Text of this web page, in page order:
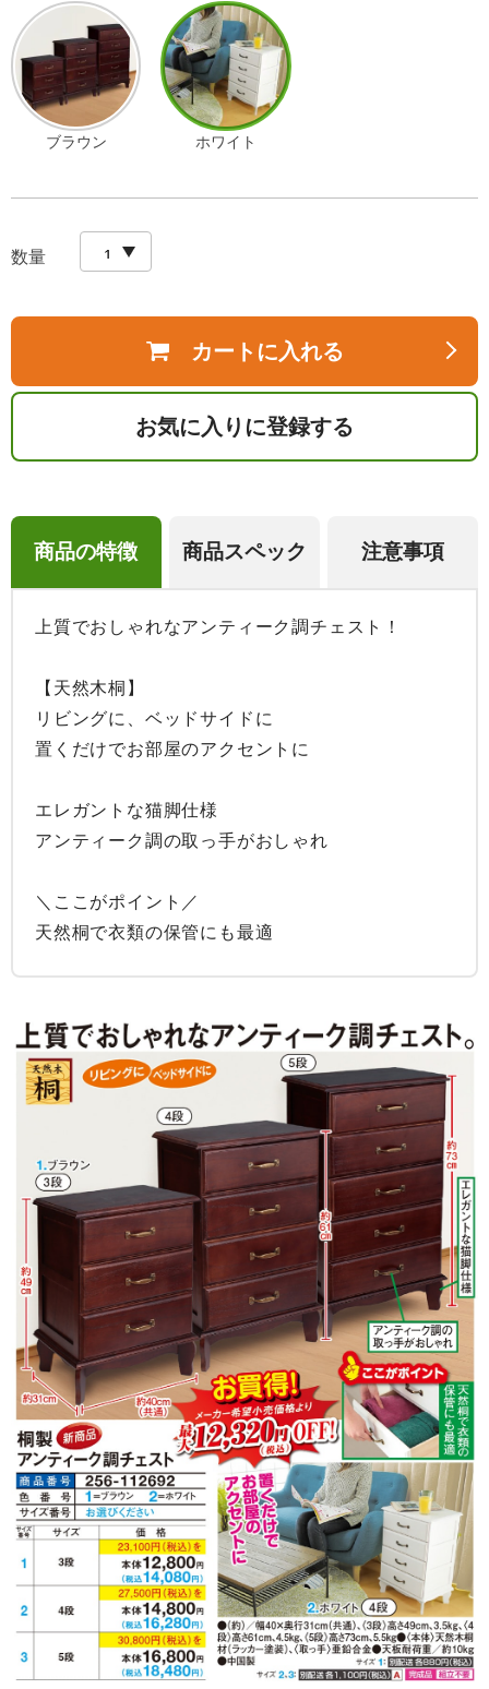
ブラウン ホワイト
数量
カートに入れる
お気に入りに登録する
商品の特徴 商品スペック 注意事項
上質でおしゃれなアンティーク調チェスト！
【天然木桐】
リビングに、ベッドサイドに
置くだけでお部屋のアクセントに
エレガントな猫脚仕様
アンティーク調の取っ手がおしゃれ
＼ここがポイント／
天然桐で衣類の保管にも最適